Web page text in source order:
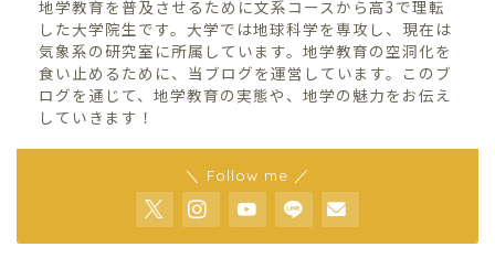
地学教育を普及させるために文系コースから高3で理転
した大学院生です。大学では地球科学を専攻し、現在は
気象系の研究室に所属しています。地学教育の空洞化を
食い止めるために、当ブログを運営しています。このブ
ログを通じて、地学教育の実態や、地学の魅力をお伝え
していきます！
＼ Follow me ／